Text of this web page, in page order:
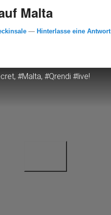
Malta
— Hinterlasse eine Antwort
#Malta, #Qrendi #live!